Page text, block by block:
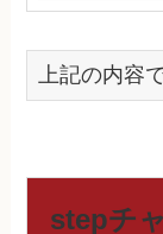
上記の内容
stepチ